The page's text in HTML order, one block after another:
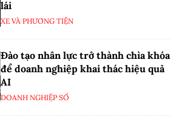
lái
XE VÀ PHƯƠNG TIỆN
Đào tạo nhân lực trở thành chìa khóa
để doanh nghiệp khai thác hiệu quả
AI
DOANH NGHIỆP SỐ